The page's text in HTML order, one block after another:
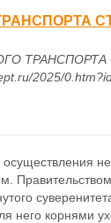
ТРАНСПОРТА
2025/
него корнями